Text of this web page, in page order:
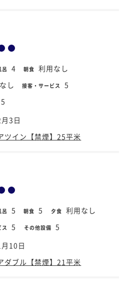
呂 4 朝食 利用なし
し 接客・サービス 5
5
3日
ツイン【禁煙】25平米
呂 5 朝食 5 夕食 利用なし
ス 5 その他設備 5
10日
ダブル【禁煙】21平米